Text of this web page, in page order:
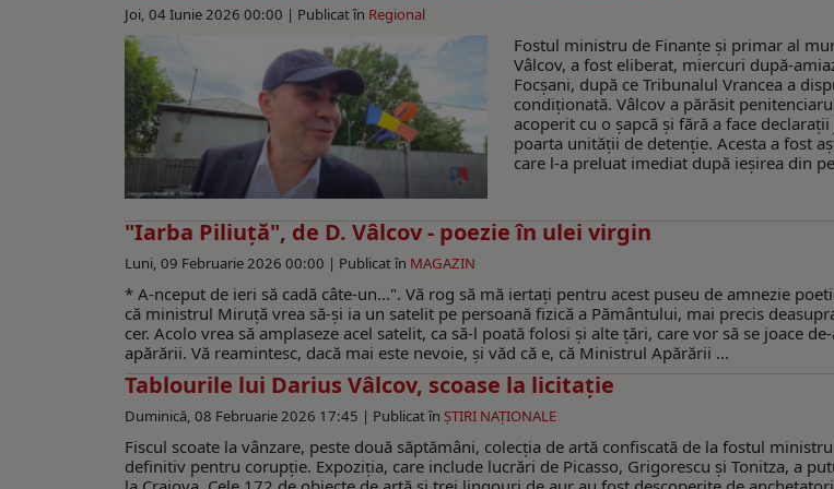
Joi, 04 Iunie 2026 00:00 | Publicat în Regional
Fostul ministru de Finanţe şi primar al
Vâlcov, a fost eliberat, miercuri după-
Focşani, după ce Tribunalul Vrancea a
condiţionată. Vâlcov a părăsit
acoperit cu o şapcă şi fără a face
poarta unităţii de detenţie. Acesta a fost
care l-a preluat imediat după ieşirea din
"Iarba Piliuță", de D. Vâlcov - poezie în ulei virgin
Luni, 09 Februarie 2026 00:00 | Publicat în MAGAZIN
* A-nceput de ieri să cadă câte-un...". Vă rog să mă iertați pentru acest puseu de amnezie
că ministrul Miruță vrea să-și ia un satelit pe persoană fizică a Pământului, mai precis
cer. Acolo vrea să amplaseze acel satelit, ca să-l poată folosi și alte țări, care vor să se joace
apărării. Vă reamintesc, dacă mai este nevoie, și văd că e, că Ministrul Apărării ...
Tablourile lui Darius Vâlcov, scoase la licitație
Duminică, 08 Februarie 2026 17:45 | Publicat în ŞTIRI NAŢIONALE
Fiscul scoate la vânzare, peste două săptămâni, colecția de artă confiscată de la fostul
definitiv pentru corupție. Expoziția, care include lucrări de Picasso, Grigorescu și Tonitza, a